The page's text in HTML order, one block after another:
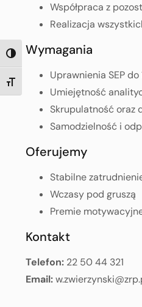
TOGGLE HIGH CONTRAST
TOGGLE FONT SIZE
Współpraca z
Realizacja
Wymagania
Uprawnienia SEP do
Umiejętność
Skrupulatność oraz
Samodzielność i
Oferujemy
Stabilne
Wczasy pod gruszą
Premie
Kontakt
Telefon: 22 50 44 321
Email: